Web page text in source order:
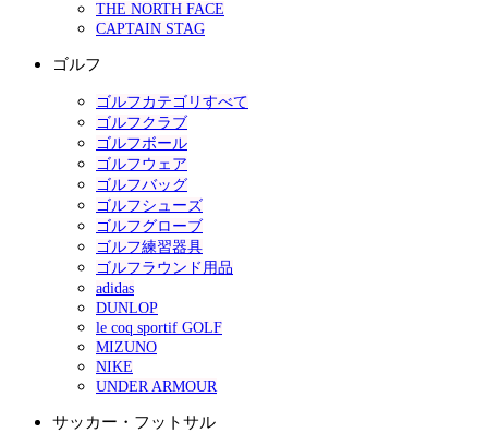
THE NORTH FACE
CAPTAIN STAG
ゴルフ
ゴルフカテゴリすべて
ゴルフクラブ
ゴルフボール
ゴルフウェア
ゴルフバッグ
ゴルフシューズ
ゴルフグローブ
ゴルフ練習器具
ゴルフラウンド用品
adidas
DUNLOP
le coq sportif GOLF
MIZUNO
NIKE
UNDER ARMOUR
サッカー・フットサル